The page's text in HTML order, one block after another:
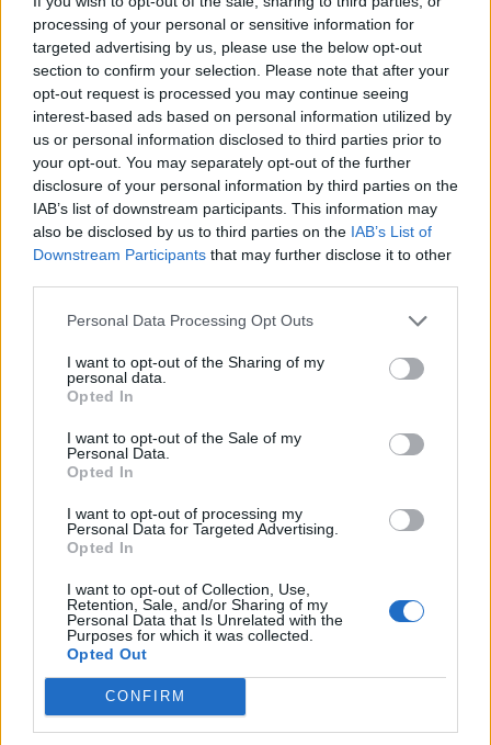
processing of your personal or sensitive information for
targeted advertising by us, please use the below opt-out
section to confirm your selection. Please note that after your
opt-out request is processed you may continue seeing
interest-based ads based on personal information utilized by
us or personal information disclosed to third parties prior to
your opt-out. You may separately opt-out of the further
disclosure of your personal information by third parties on the
IAB’s list of downstream participants. This information may
also be disclosed by us to third parties on the IAB’s List of
Downstream Participants that may further disclose it to other
Personal Data Processing Opt Outs
I want to opt-out of the Sharing of my
personal data.
Opted In
I want to opt-out of the Sale of my
Personal Data.
Opted In
I want to opt-out of processing my
Personal Data for Targeted Advertising.
Opted In
I want to opt-out of Collection, Use,
Retention, Sale, and/or Sharing of my
Personal Data that Is Unrelated with the
Purposes for which it was collected.
Opted Out
CONFIRM
Το "Don’t Look Back in Anger" καταγράφει την επανένωση
των Oasis και την sold-out περιοδεία “Oasis Live
Philip Glass: Παγκόσμια γιορτή για τα 90ά
γενέθλιά του με πρεμιέρα της “Συμφωνίας
Νο. 15: Lincoln”
29.05.26
Ιανουαρίου 2027 με μια πολυετή, διεθνή σειρά εκδηλώσεων
που κορυφώνεται με την παγκόσμια πρεμιέρα της "Συμφωνίας
Νο. 15: Lincoln" και επετειακά